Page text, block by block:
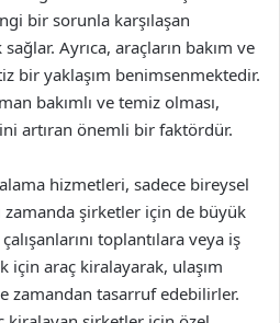
bir sorunla karşılaşan
Ayrıca, araçların bakım ve
bir yaklaşım benimsenmektedir.
bakımlı ve temiz olması,
artıran önemli bir faktördür.
hizmetleri, sadece bireysel
zamanda şirketler için de büyük
toplantılara veya iş
araç kiralayarak, ulaşım
zamandan tasarruf edebilirler.